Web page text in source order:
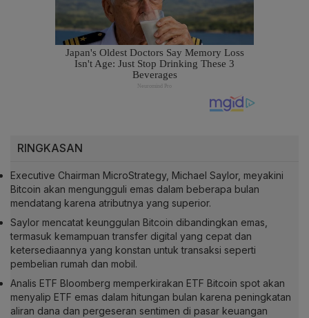
RINGKASAN
Executive Chairman MicroStrategy, Michael Saylor, meyakini
Bitcoin akan mengungguli emas dalam beberapa bulan
mendatang karena atributnya yang superior.
Saylor mencatat keunggulan Bitcoin dibandingkan emas,
termasuk kemampuan transfer digital yang cepat dan
ketersediaannya yang konstan untuk transaksi seperti
pembelian rumah dan mobil.
Analis ETF Bloomberg memperkirakan ETF Bitcoin spot akan
menyalip ETF emas dalam hitungan bulan karena peningkatan
aliran dana dan pergeseran sentimen di pasar keuangan